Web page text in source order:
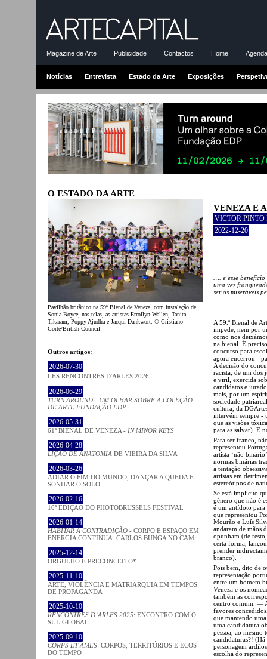
Magazine de Arte Publicidade Contactos Home
Notícias Entrevista Estado da Arte Exposições
O ESTADO DA ARTE
Pavilhão britânico na 59ª Bienal de Veneza, com instalação de
Sonia Boyce; nas telas, as artistas Errollyn Wallen, Tanita
Tikaram, Poppy Ajudha e Jacqui Dankwort. © Cristiano
Corte/British Council
Outros artigos:
2026-07-30
LES RENCONTRES D'ARLES 2026
2026-06-29
TURN AROUND - UM OLHAR SOBRE A COLEÇÃO
DE ARTE FUNDAÇÃO EDP
2026-05-31
61ª BIENAL DE VENEZA - IN MINOR KEYS
2026-04-28
LIÇÃO DE ANATOMIA DE VIEIRA DA SILVA
2026-03-26
ADIAR O FIM DO MUNDO, DANÇAR A QUEDA E
SONHAR O SOLO
2026-02-16
10ª EDIÇÃO DO PHOTOBRUSSELS FESTIVAL
2026-01-14
HABITAR A CONTRADIÇÃO - CORPO E ESPAÇO EM
ENERGIA CONTÍNUA. CARLOS BUNGA NO CAM
2025-12-14
ORGULHO E PRECONCEITO*
2025-11-10
ARTE, VIOLÊNCIA E MATRIARQUIA EM TEMPOS
DE PROPAGANDA
2025-10-10
RENCONTRES D’ARLES 2025: ENCONTRO COM O
SUL GLOBAL
2025-09-10
CORPS ET ÂMES: CORPOS, TERRITÓRIOS E ECOS
DO TEMPO
VENEZA E
VICTOR PINTO
2022-12-20
…. e esse
uma vez
ser os miseráveis
A 59.ª Bienal de
impede, nem por
como nos
na bienal. É
concurso para
agora encerrou -
A decisão do
racista, de um dos
e viril, exercida
candidatos e
mais, por um
sociedade
cultura, da
intervém sempre -
que as visões
para as salvar). E
Para ser franco,
representou
artista ‘não
normas binárias
a tentação
artistas em
estereótipos de
Se está implícito
género que não é
é um antídoto para
que representou
Mourão e Luís
andaram de mãos
opunham (de
certa forma,
prender
branco).
Pois bem, dito de
representação
entre um homem
Veneza e os
também as
centro comum. —
favores
que mantendo
uma candidatura
pessoa, ao mesmo
candidaturas?!
personagem
escolha do